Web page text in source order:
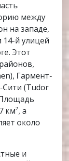
между
на западе,
й улицей
Этот
Гармент-
Сити (Tudor
км², а
около
и